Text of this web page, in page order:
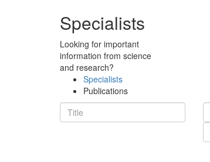
Specialists
Looking for important
information from science
and research?
Specialists
Publications